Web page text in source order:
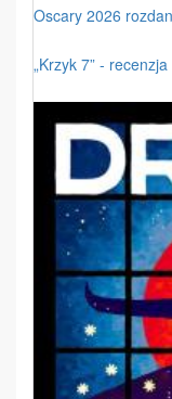
Oscary 2026
„Krzyk 7” - recenzja